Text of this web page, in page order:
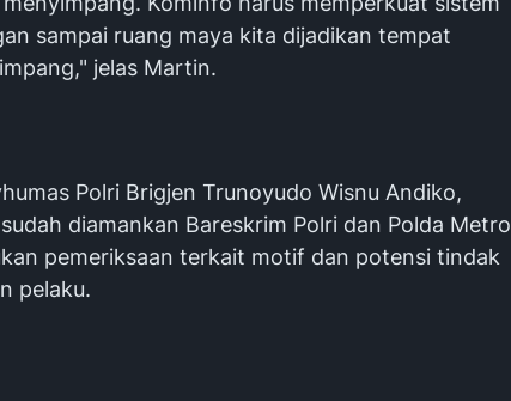
sampai ruang maya kita dijadikan tempat
jelas Martin.
Polri Brigjen Trunoyudo Wisnu Andiko,
diamankan Bareskrim Polri dan Polda Metro
pemeriksaan terkait motif dan potensi tindak
pelaku.